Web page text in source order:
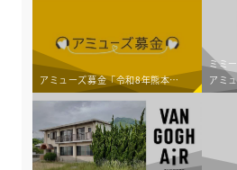
アミューズ募金「令和8年熊本地震災害義援金」受付開始のお知らせ
ミミー